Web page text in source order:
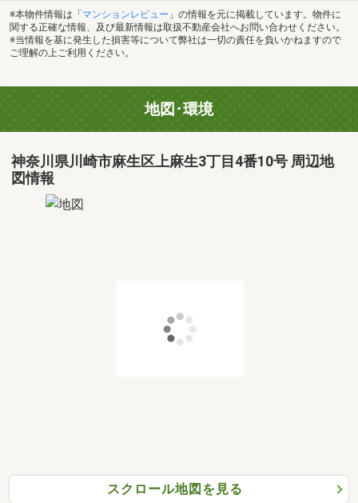
※本物件情報は「 マンションレビュー 」の情報を元に掲載しています。物件に
関する正確な情報、及び最新情報は取扱不動産会社へお問い合わせください。
※当情報を基に発生した損害等について弊社は一切の責任を負いかねますので
ご理解の上ご利用ください。
地図･環境
神奈川県川崎市麻生区上麻生3丁目4番10号 周辺地
図情報
スクロール地図を見る